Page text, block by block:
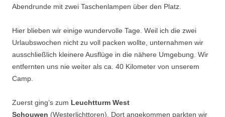
Abendrunde mit zwei Taschenlampen über den Platz.
Hier blieben wir einige wundervolle Tage. Weil ich die zwei
Urlaubswochen nicht zu voll packen wollte, unternahmen wir
ausschließlich kleinere Ausflüge in die nähere Umgebung. Wir
entfernten uns nie weiter als ca. 40 Kilometer von unserem
Camp.
Zuerst ging’s zum Leuchtturm West
Schouwen (Westerlichttoren). Dort angekommen parkten wir